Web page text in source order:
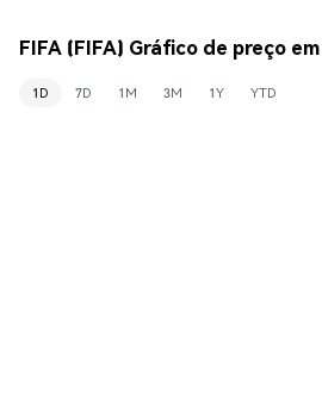
FIFA (FIFA) Gráfico de preço
1D 7D 1M 3M 1Y YTD